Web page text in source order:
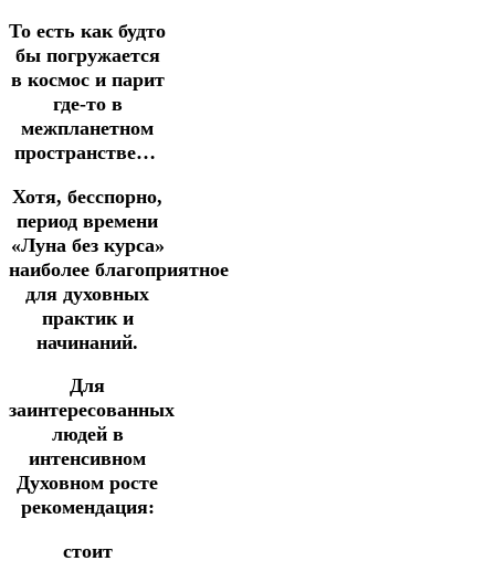
То есть как будто
бы погружается
в космос и парит
где-то в
межпланетном
пространстве…
Хотя, бесспорно,
период времени
«Луна без курса»
наиболее благоприятное
для духовных
практик и
начинаний.
Для
заинтересованных
людей в
интенсивном
Духовном росте
рекомендация:
стоит